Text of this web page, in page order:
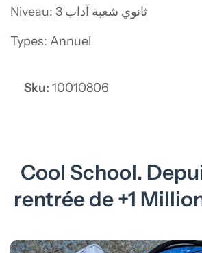
Niveau: 3 ثانوي شعبة آداب
Types: Annuel
Sku: 10010806
Cool School.
rentrée de +1